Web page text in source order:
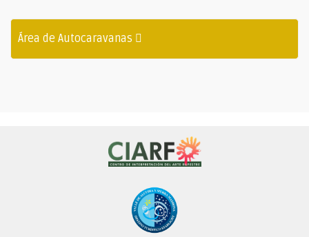
Área de Autocaravanas